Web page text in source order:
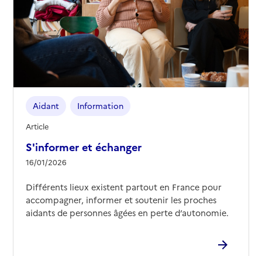
S'informer et échanger
16/01/2026
Aidant Information
Article
Différents lieux existent partout en France pour
accompagner, informer et soutenir les proches
aidants de personnes âgées en perte d’autonomie.